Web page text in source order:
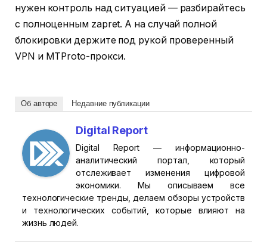
нужен контроль над ситуацией — разбирайтесь
с полноценным zapret. А на случай полной
блокировки держите под рукой проверенный
VPN и MTProto-прокси.
Об авторе Недавние публикации
Digital Report
Digital Report — информационно-
аналитический портал, который
отслеживает изменения цифровой
экономики. Мы описываем все
технологические тренды, делаем обзоры устройств
и технологических событий, которые влияют на
жизнь людей.